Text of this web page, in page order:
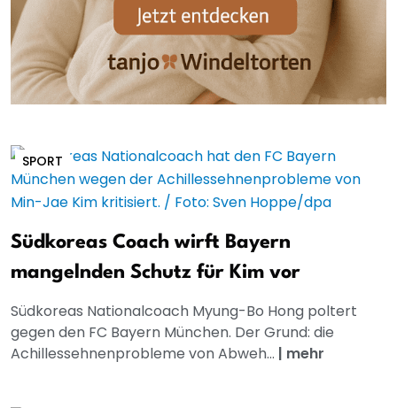
SPORT
Südkoreas Coach wirft Bayern
mangelnden Schutz für Kim vor
Südkoreas Nationalcoach Myung-Bo Hong poltert
gegen den FC Bayern München. Der Grund: die
Achillessehnenprobleme von Abweh... | mehr